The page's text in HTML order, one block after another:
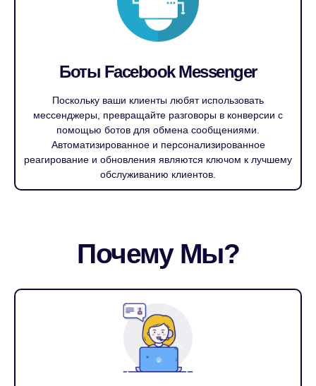
Боты Facebook Messenger
Поскольку ваши клиенты любят использовать
мессенджеры, превращайте разговоры в конверсии с
помощью ботов для обмена сообщениями.
Автоматизированное и персонализированное
реагирование и обновления являются ключом к лучшему
обслуживанию клиентов.
Почему Мы?